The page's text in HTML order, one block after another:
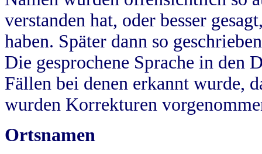
verstanden hat, oder besser
haben. Später dann so
Die gesprochene Sprache in
Fällen bei denen erkannt wurde,
wurden Korrekturen
Ortsnamen